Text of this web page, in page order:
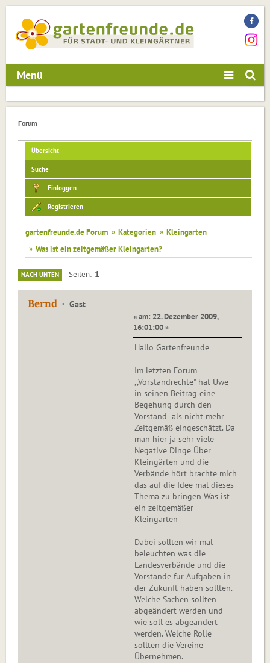
Menü
Forum
Übersicht
Suche
Einloggen
Registrieren
gartenfreunde.de Forum » Kategorien » Kleingarten
» Was ist ein zeitgemäßer Kleingarten?
NACH UNTEN Seiten 1
Bernd Gast
« am: 22. Dezember 2009,
16:01:00 »
Hallo Gartenfreunde
Im letzten Forum
,,Vorstandrechte" hat Uwe
in seinen Beitrag eine
Begehung durch den
Vorstand als nicht mehr
Zeitgemäß eingeschätzt. Da
man hier ja sehr viele
Negative Dinge Über
Kleingärten und die
Verbände hört brachte mich
das auf die Idee mal dieses
Thema zu bringen Was ist
ein zeitgemäßer
Kleingarten
Dabei sollten wir mal
beleuchten was die
Landesverbände und die
Vorstände für Aufgaben in
der Zukunft haben sollten.
Welche Sachen sollten
abgeändert werden und
wie soll es abgeändert
werden. Welche Rolle
sollten die Vereine
Übernehmen.